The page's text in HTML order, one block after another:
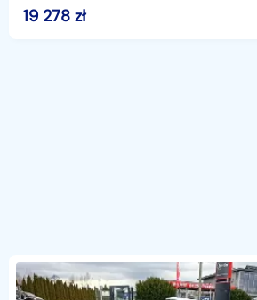
załadunek pojazdów z niskim
19 278 zł